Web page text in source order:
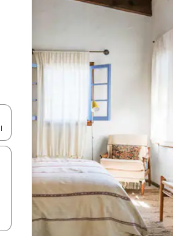
ನ್ಯಾವಿಗೇಟ್ ಮಾಡಿ ಅಥವಾ ಸ್ಪರ್ಶ ಅಥವಾ